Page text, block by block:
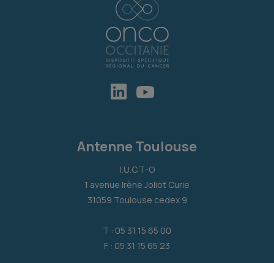
Antenne Toulouse
I.U.C.T-O
1 avenue Irène Joliot Curie
31059 Toulouse cedex 9
T : 05 31 15 65 00
F : 05 31 15 65 23